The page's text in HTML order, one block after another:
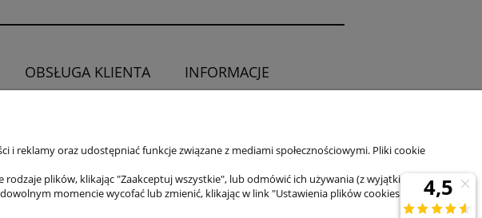
OBSŁUGA KLIENTA INFORMACJE
reklamy oraz udostępniać funkcje związane z mediami społecznościowymi. Pliki cookie
plików, klikając "Zaakceptuj wszystkie", lub odmówić ich używania (z wyjątkiem
momencie wycofać lub zmienić, klikając w link "Ustawienia plików cookies" na dole